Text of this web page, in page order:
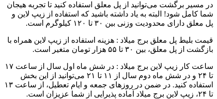
در مسیر برگشت می‌توانید از پل معلق استفاده کنید تا تجربه هیجان
شما کامل شود! البته به یاد داشته باشید که استفاده از زیپ لاین و
پل معلق دارای محدودیت وزنی بین ۳۰ تا ۱۲۰ کیلوگرم است.
قیمت بلیط پل معلق برج میلاد : هزینه استفاده از زیپ لاین همراه با
بازگشت از پل معلق، بین ۳۰ تا ۵۵ هزار تومان متغیر است.
ساعت کار زیپ لاین برج میلاد : در شش ماه اول سال از ساعت ۱۷
تا ۲۴ و در شش ماه دوم سال از ۱۱ تا ۲۱ می‌توانید از این بخش
استفاده کنید. در ضمن در روز‌های جمعه‌ و ایام تعطیل، از ساعت ۱۳
تا ۲۴، زیپ لاین برج میلاد آماده پذیرایی از شما عزیزان است.